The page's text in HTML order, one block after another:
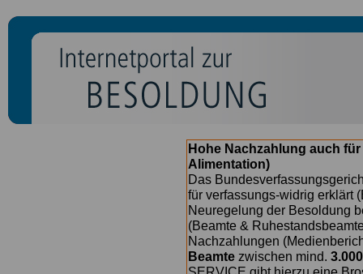
Hohe Nachzahlung auch
Alimentation)
Das
für verfassungs-widrig erklärt
Neuregelung der Besoldung
(Beamte &
Nachzahlungen
Beamte zwischen mind.